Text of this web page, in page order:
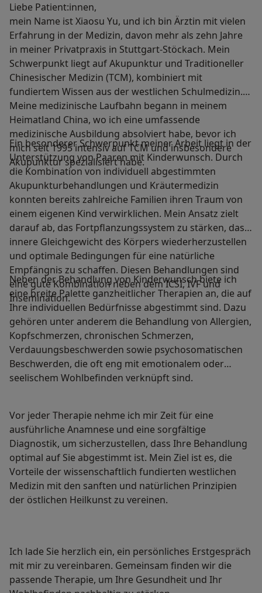
Liebe Patient:innen,
mein Name ist Xiaosu Yu, und ich bin Ärztin mit vielen
Erfahrung in der Medizin, davon mehr als zehn Jahre
in meiner Privatpraxis in Stuttgart-Stöckach. Mein
Schwerpunkt liegt auf Akupunktur und Traditioneller
Chinesischer Medizin (TCM), kombiniert mit
fundiertem Wissen aus der westlichen Schulmedizin.
Meine medizinische Laufbahn begann in meinem
Heimatland China, wo ich eine umfassende
medizinische Ausbildung absolviert habe, bevor ich
mich seit 1995 intensiv auf TCM und insbesondere
Akupunktur spezialisiert habe.
Ein besonderer Schwerpunkt meiner Arbeit liegt in der
Unterstützung von Paaren mit Kinderwunsch. Durch
die Kombination von individuell abgestimmten
Akupunkturbehandlungen und Kräutermedizin
konnten bereits zahlreiche Familien ihren Traum von
einem eigenen Kind verwirklichen. Mein Ansatz zielt
darauf ab, das Fortpflanzungssystem zu stärken, das
innere Gleichgewicht des Körpers wiederherzustellen
und optimale Bedingungen für eine natürliche
Empfängnis zu schaffen. Diesen Behandlungen sind
eine gute Kombination neben dem ICSI, IVF und
Insemination.
Neben der Behandlung von Kinderwunsch biete ich
eine breite Palette ganzheitlicher Therapien an, die auf
Ihre individuellen Bedürfnisse abgestimmt sind. Dazu
gehören unter anderem die Behandlung von Allergien,
Kopfschmerzen, chronischen Schmerzen,
Verdauungsbeschwerden sowie psychosomatischen
Beschwerden, die oft eng mit emotionalem oder
seelischem Wohlbefinden verknüpft sind.
Vor jeder Therapie nehme ich mir Zeit für eine
ausführliche Anamnese und eine sorgfältige
Diagnostik, um sicherzustellen, dass Ihre Behandlung
optimal auf Sie abgestimmt ist. Mein Ziel ist es, die
Vorteile der wissenschaftlich fundierten westlichen
Medizin mit den sanften und natürlichen Prinzipien
der östlichen Heilkunst zu vereinen.
Ich lade Sie herzlich ein, ein persönliches Erstgespräch
mit mir zu vereinbaren. Gemeinsam finden wir die
passende Therapie, um Ihre Gesundheit und Ihr